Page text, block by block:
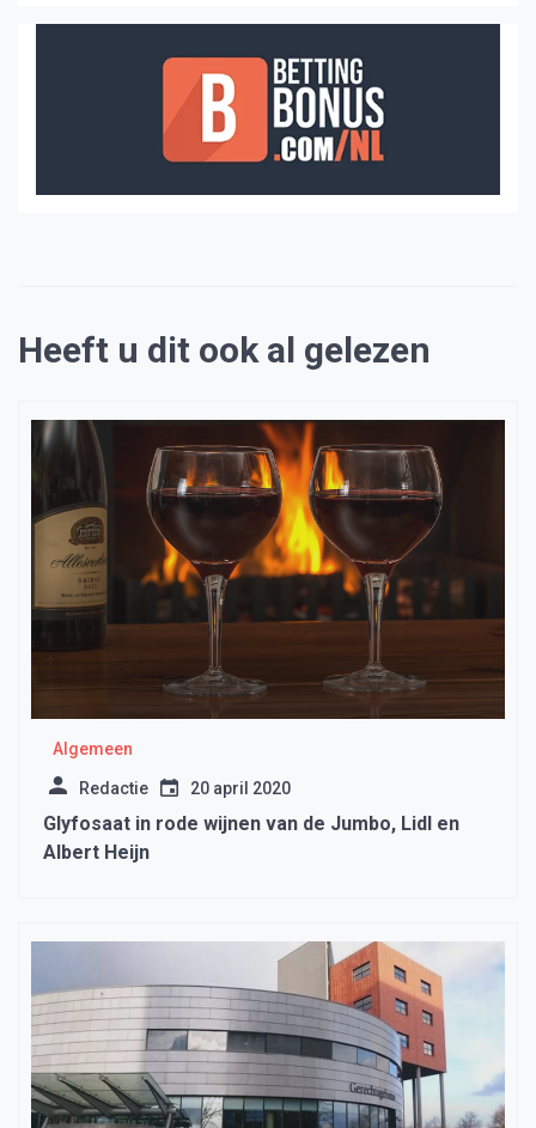
Heeft u dit ook al gelezen
Algemeen
Redactie 20 april 2020
Glyfosaat in rode wijnen van de Jumbo, Lidl en
Albert Heijn